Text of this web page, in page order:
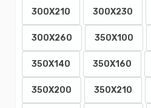
300X210 300X230
300X260 350X100
350X140 350X160
350X200 350X210